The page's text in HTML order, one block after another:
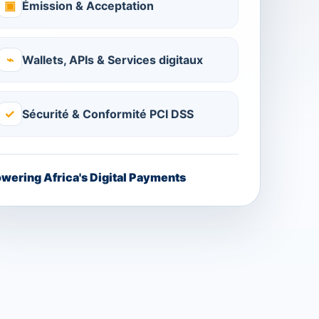
▣ Émission & Acceptation
⌁ Wallets, APIs & Services digitaux
✓ Sécurité & Conformité PCI DSS
Africa's Digital Payments